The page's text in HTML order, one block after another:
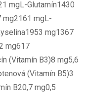
mgL-Glutamín1430
mg2161 mgL-
mg1367
mg617
(Vitamín B3)8 mg5,6
(Vitamín B5)3
B20,7 mg0,5